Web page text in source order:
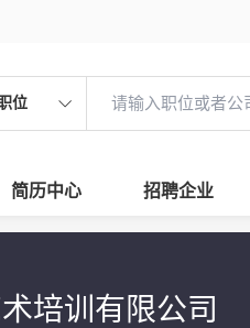
位
简历中心 招聘企业
培训有限公司